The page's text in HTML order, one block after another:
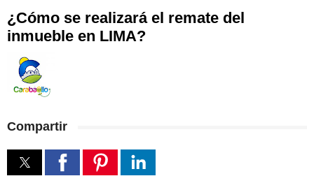
¿Cómo se realizará el remate del
inmueble en LIMA?
Compartir